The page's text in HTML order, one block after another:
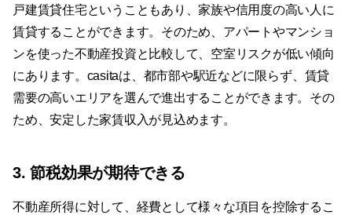
戸建賃貸住宅ということもあり、家族や信用度の高い人に
賃貸することができます。そのため、アパートやマンショ
ンを使った不動産投資と比較して、空室リスクが低い傾向
にあります。casitaは、都市部や駅近などに限らず、賃貸
需要の高いエリアを選んで進出することができます。その
ため、安定した家賃収入が見込めます。
3. 節税効果が期待できる
不動産所得に対して、経費として様々な項目を控除するこ